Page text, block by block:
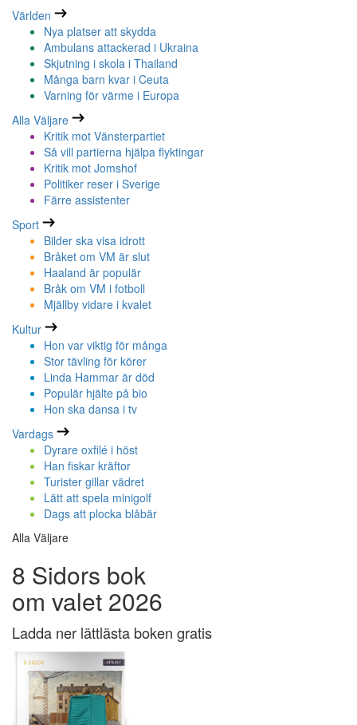
Världen
Nya platser att skydda
Ambulans attackerad i Ukraina
Skjutning i skola i Thailand
Många barn kvar i Ceuta
Varning för värme i Europa
Alla Väljare
Kritik mot Vänsterpartiet
Så vill partierna hjälpa flyktingar
Kritik mot Jomshof
Politiker reser i Sverige
Färre assistenter
Sport
Bilder ska visa idrott
Bråket om VM är slut
Haaland är populär
Bråk om VM i fotboll
Mjällby vidare i kvalet
Kultur
Hon var viktig för många
Stor tävling för körer
Linda Hammar är död
Populär hjälte på bio
Hon ska dansa i tv
Vardags
Dyrare oxfilé i höst
Han fiskar kräftor
Turister gillar vädret
Lätt att spela minigolf
Dags att plocka blåbär
Alla Väljare
8 Sidors bok
om valet 2026
Ladda ner lättlästa boken gratis